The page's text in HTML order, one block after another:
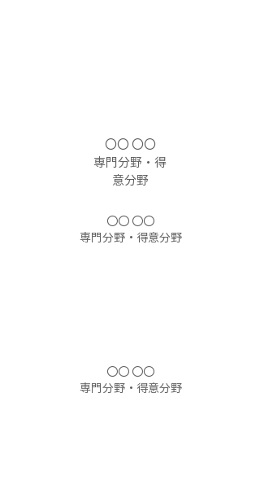
〇〇 〇〇
​専門分野・得
意分野
〇〇 〇〇
​専門分野・得意分野
〇〇 〇〇
​専門分野・得意分野